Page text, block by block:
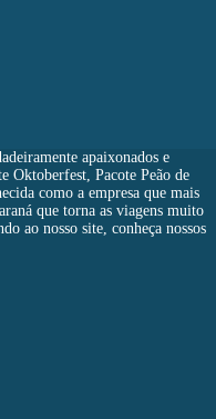
apaixonados e
Oktoberfest, Pacote Peão de
como a empresa que mais
que torna as viagens muito
ao nosso site, conheça nossos